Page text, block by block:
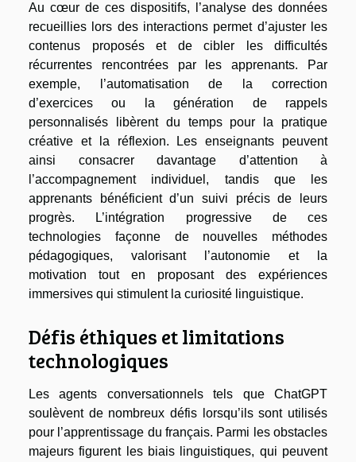
Au cœur de ces dispositifs, l’analyse des données
recueillies lors des interactions permet d’ajuster les
contenus proposés et de cibler les difficultés
récurrentes rencontrées par les apprenants. Par
exemple, l’automatisation de la correction
d’exercices ou la génération de rappels
personnalisés libèrent du temps pour la pratique
créative et la réflexion. Les enseignants peuvent
ainsi consacrer davantage d’attention à
l’accompagnement individuel, tandis que les
apprenants bénéficient d’un suivi précis de leurs
progrès. L’intégration progressive de ces
technologies façonne de nouvelles méthodes
pédagogiques, valorisant l’autonomie et la
motivation tout en proposant des expériences
immersives qui stimulent la curiosité linguistique.
Défis éthiques et limitations
technologiques
Les agents conversationnels tels que ChatGPT
soulèvent de nombreux défis lorsqu’ils sont utilisés
pour l’apprentissage du français. Parmi les obstacles
majeurs figurent les biais linguistiques, qui peuvent